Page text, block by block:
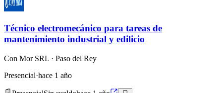
Técnico electromecánico para tareas de
mantenimiento industrial y edilicio
Con Mor SRL · Paso del Rey
Presencial·hace 1 año